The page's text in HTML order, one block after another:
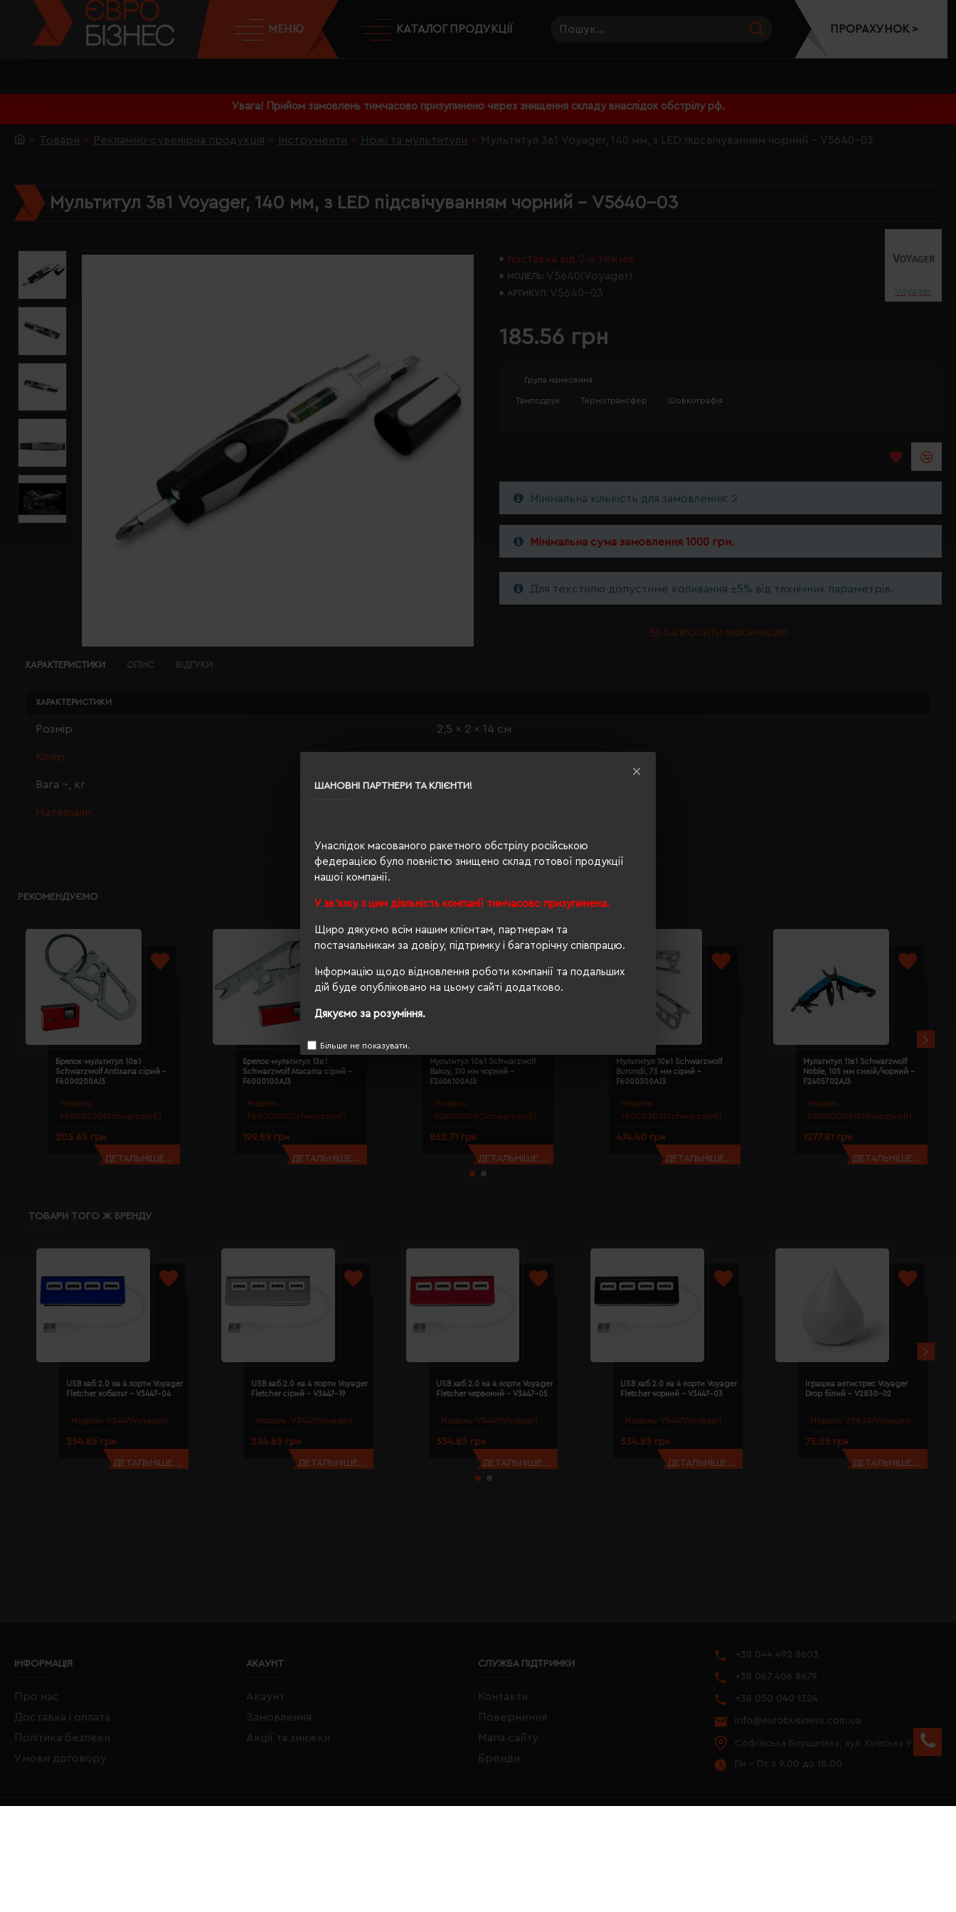
ШАНОВНІ ПАРТНЕРИ ТА КЛІЄНТИ!
Унаслідок масованого ракетного обстрілу російською
федерацією було повністю знищено склад готової продукції
нашої компанії.
У зв'язку з цим діяльність компанії тимчасово призупинена.
Щиро дякуємо всім нашим клієнтам, партнерам та
постачальникам за довіру, підтримку і багаторічну співпрацю.
Інформацію щодо відновлення роботи компанії та подальших
дій буде опубліковано на цьому сайті додатково.
Дякуємо за розуміння.
Більше не показувати.
Увага! Прийом замовлень тимчасово призупинено через знищення складу внаслідок обстрілу рф.
МЕНЮ КАТАЛОГ ПРОДУКЦІЇ ПРОРАХУНОК >
Товари Рекламно-сувенірна продукція Інструменти Ножі та мультитули Мультитул 3в1 Voyager, 140 мм, з LED підсвічуванням чорний - V5640-03
Мультитул 3в1 Voyager, 140 мм, з LED підсвічуванням чорний - V5640-03
поставка від 2-х тижнів
МОДЕЛЬ: V5640(Voyager)
АРТИКУЛ: V5640-03 Voyager
185.56 грн
Група нанесення
Тамподрук Термотрансфер Шовкографія
Мінімальна кількість для замовлення: 2
Мінімальна сума замовлення 1000 грн.
Для текстилю допустиме коливання ±5% від технічних параметрів.
ЗАПРОСИТИ ІНФОРМАЦІЮ
ХАРАКТЕРИСТИКИ ОПИС ВІДГУКИ
ХАРАКТЕРИСТИКИ
Розмір 2,5 x 2 x 14 см
Колір
Вага ~, кг 0.058
Матеріали
РЕКОМЕНДУЄМО
Модель:
F6000200(Schwarzwolf)
Брелок-мультитул 10в1
Schwarzwolf Antisana сірий -
F6000200AJ3
205.65 грн
ДЕТАЛЬНІШЕ...
Модель:
F6000100(Schwarzwolf)
Брелок-мультитул 13в1
Schwarzwolf Atacama сірий -
F6000100AJ3
199.89 грн
ДЕТАЛЬНІШЕ...
Модель:
F2406100A(Schwarzwolf)
Мультитул 10в1 Schwarzwolf
Bakoy, 110 мм чорний -
F2406100AJ3
862.71 грн
ДЕТАЛЬНІШЕ...
Модель:
F6000300(Schwarzwolf)
Мультитул 10в1 Schwarzwolf
Burundi, 75 мм сірий -
F6000300AJ3
474.40 грн
ДЕТАЛЬНІШЕ...
Модель:
F2405700A(Schwarzwolf)
Мультитул 11в1 Schwarzwolf
Noble, 105 мм синій/чорний -
F2405702AJ3
1277.81 грн
ДЕТАЛЬНІШЕ...
ТОВАРИ ТОГО Ж БРЕНДУ
Модель: V3447(Voyager)
USB хаб 2.0 на 4 порти Voyager
Fletcher кобальт - V3447-04
354.85 грн
ДЕТАЛЬНІШЕ...
Модель: V3447(Voyager)
USB хаб 2.0 на 4 порти Voyager
Fletcher сірий - V3447-19
354.85 грн
ДЕТАЛЬНІШЕ...
Модель: V3447(Voyager)
USB хаб 2.0 на 4 порти Voyager
Fletcher червоний - V3447-05
354.85 грн
ДЕТАЛЬНІШЕ...
Модель: V3447(Voyager)
USB хаб 2.0 на 4 порти Voyager
Fletcher чорний - V3447-03
354.85 грн
ДЕТАЛЬНІШЕ...
Модель: V2830(Voyager)
Іграшка антистрес Voyager
Drop білий - V2830-02
75.55 грн
ДЕТАЛЬНІШЕ...
ІНФОРМАЦІЯ
Про нас
Доставка і оплата
Політика безпеки
Умови договору
АКАУНТ
Акаунт
Замовлення
Акції та знижки
СЛУЖБА ПІДТРИМКИ
Контакти
Повернення
Мапа сайту
Бренди
+38 044 492 8603
+38 067 406 8679
+38 050 040 1324
info@eurobusiness.com.ua
Софіївська Борщагівка, вул. Київська 97
Пн - Пт з 9.00 до 18.00